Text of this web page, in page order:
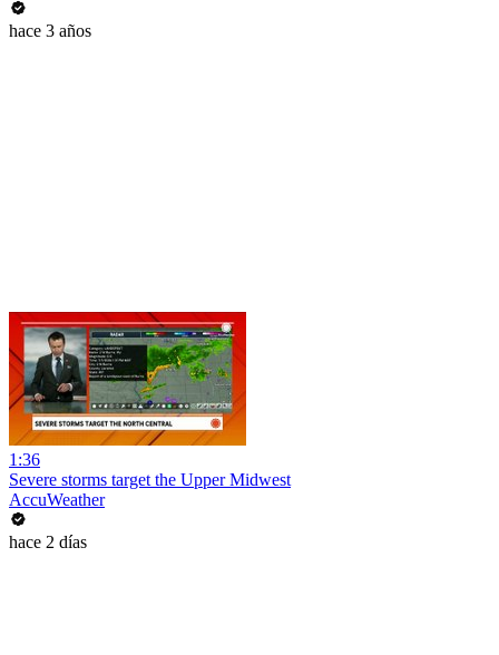
hace 3 años
1:36
Severe storms target the Upper Midwest
AccuWeather
hace 2 días